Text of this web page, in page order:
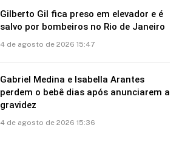
Gilberto Gil fica preso em elevador e é
salvo por bombeiros no Rio de Janeiro
4 de agosto de 2026 15:47
Gabriel Medina e Isabella Arantes
perdem o bebê dias após anunciarem a
gravidez
4 de agosto de 2026 15:36